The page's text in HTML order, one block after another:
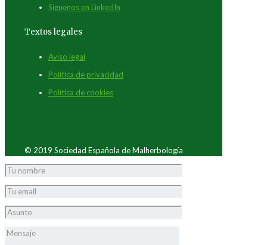
Síguenos en LinkedIn
Textos legales
Aviso legal
Política de privacidad
Política de cookies
© 2019 Sociedad Española de Malherbología